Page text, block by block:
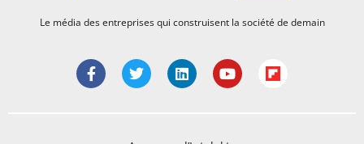
Le média des entreprises qui construisent la société de demain